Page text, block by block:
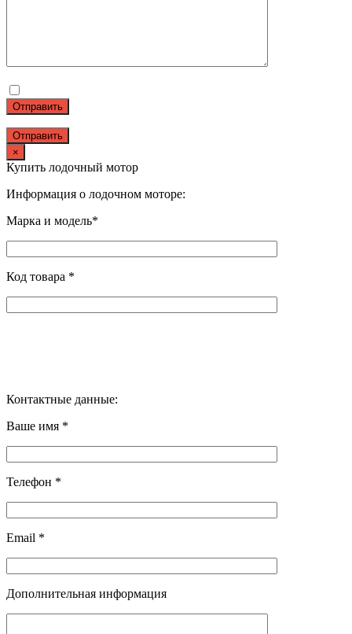
Отправить
×
Купить лодочный мотор
Информация о лодочном моторе:
Марка и модель*
Код товара *
Контактные данные:
Ваше имя *
Телефон *
Email *
Дополнительная информация